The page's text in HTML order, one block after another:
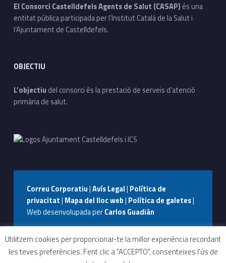
El Consorci Castelldefels Agents de Salut (CASAP) és una
entitat pública participada per l’Institut Català de la Salut i
l’Ajuntament de Castelldefels.
OBJECTIU
L’objectiu del consorci és la prestació de serveis d’atenció
primària de salut.
Correu Corporatiu|Avís Legal| Política de
privacitat| Mapa del lloc web| Política de galetes|
Web desenvolupada perCarlos Guadián
Seguiu-nos a Facebook
Seguiu-nos a Instagram
Seguiu-nos a WhatsApp
Back to top ↑
Utilitzem cookies per proporcionar-te la millor experiència recordant
les teves preferències. Fent clic a "ACCEPTO", consenteixes l'ús de